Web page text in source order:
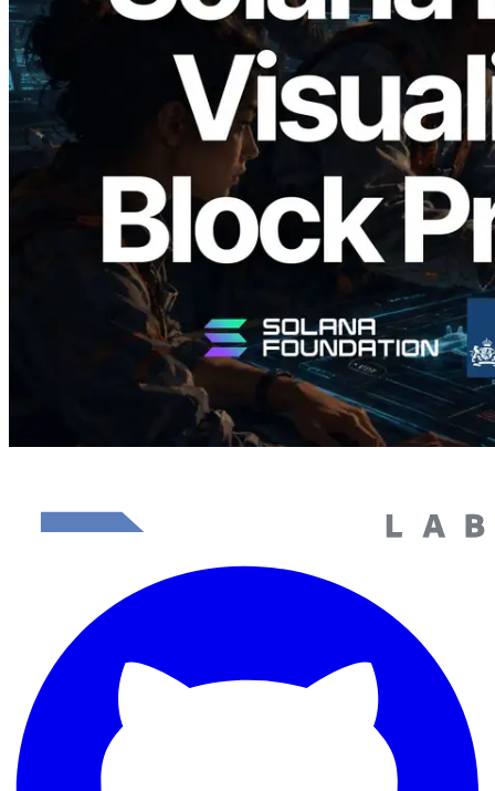
2026.05.24
Validators Solutions lança Solana Block
Analyzer — Visualizando o tempo de
produção de bloco por slot e o validador
responsável